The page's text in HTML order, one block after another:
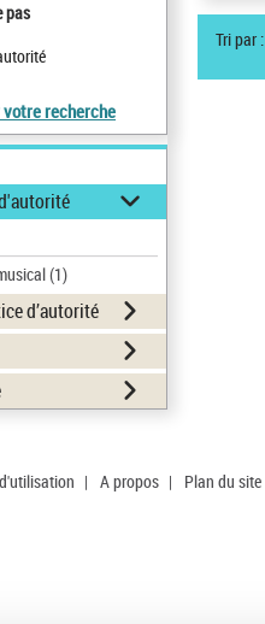
pas
recherche
(1)
d’autorité
Tri par :
| A propos | Plan du site